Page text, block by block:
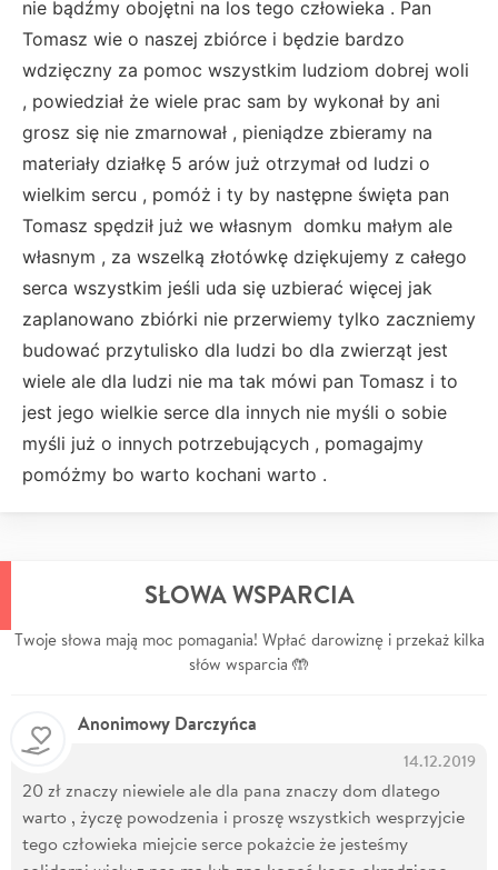
nie bądźmy obojętni na los tego człowieka . Pan
Tomasz wie o naszej zbiórce i będzie bardzo
wdzięczny za pomoc wszystkim ludziom dobrej woli
, powiedział że wiele prac sam by wykonał by ani
grosz się nie zmarnował , pieniądze zbieramy na
materiały działkę 5 arów już otrzymał od ludzi o
wielkim sercu , pomóż i ty by następne święta pan
Tomasz spędził już we własnym domku małym ale
własnym , za wszelką złotówkę dziękujemy z całego
serca wszystkim jeśli uda się uzbierać więcej jak
zaplanowano zbiórki nie przerwiemy tylko zaczniemy
budować przytulisko dla ludzi bo dla zwierząt jest
wiele ale dla ludzi nie ma tak mówi pan Tomasz i to
jest jego wielkie serce dla innych nie myśli o sobie
myśli już o innych potrzebujących , pomagajmy
pomóżmy bo warto kochani warto .
SŁOWA WSPARCIA
Twoje słowa mają moc pomagania! Wpłać darowiznę i przekaż kilka
słów wsparcia 🤲
Anonimowy Darczyńca
14.12.2019
20 zł znaczy niewiele ale dla pana znaczy dom dlatego
warto , życzę powodzenia i proszę wszystkich wesprzyjcie
tego człowieka miejcie serce pokażcie że jesteśmy